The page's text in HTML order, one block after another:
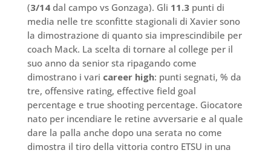
(3/14dal campo vs Gonzaga). Gli 11.3punti di
media nelle tre sconfitte stagionali di Xavier sono
la dimostrazione di quanto sia imprescindibile per
coach Mack. La scelta di tornare al college per il
suo anno da senior sta ripagando come
dimostrano i vari career high: punti segnati, % da
tre, offensive rating, effective field goal
percentage e true shooting percentage. Giocatore
nato per incendiare le retine avversarie e al quale
dare la palla anche dopo una serata no come
dimostra il tiro della vittoria contro ETSU in una